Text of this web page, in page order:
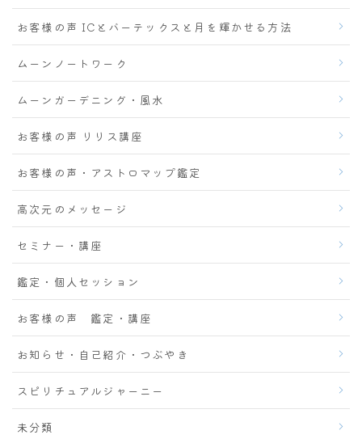
お客様の声 ICとバーテックスと月を輝かせる方法
ムーンノートワーク
ムーンガーデニング・風水
お客様の声 リリス講座
お客様の声・アストロマップ鑑定
高次元のメッセージ
セミナー・講座
鑑定・個人セッション
お客様の声 鑑定・講座
お知らせ・自己紹介・つぶやき
スピリチュアルジャーニー
未分類